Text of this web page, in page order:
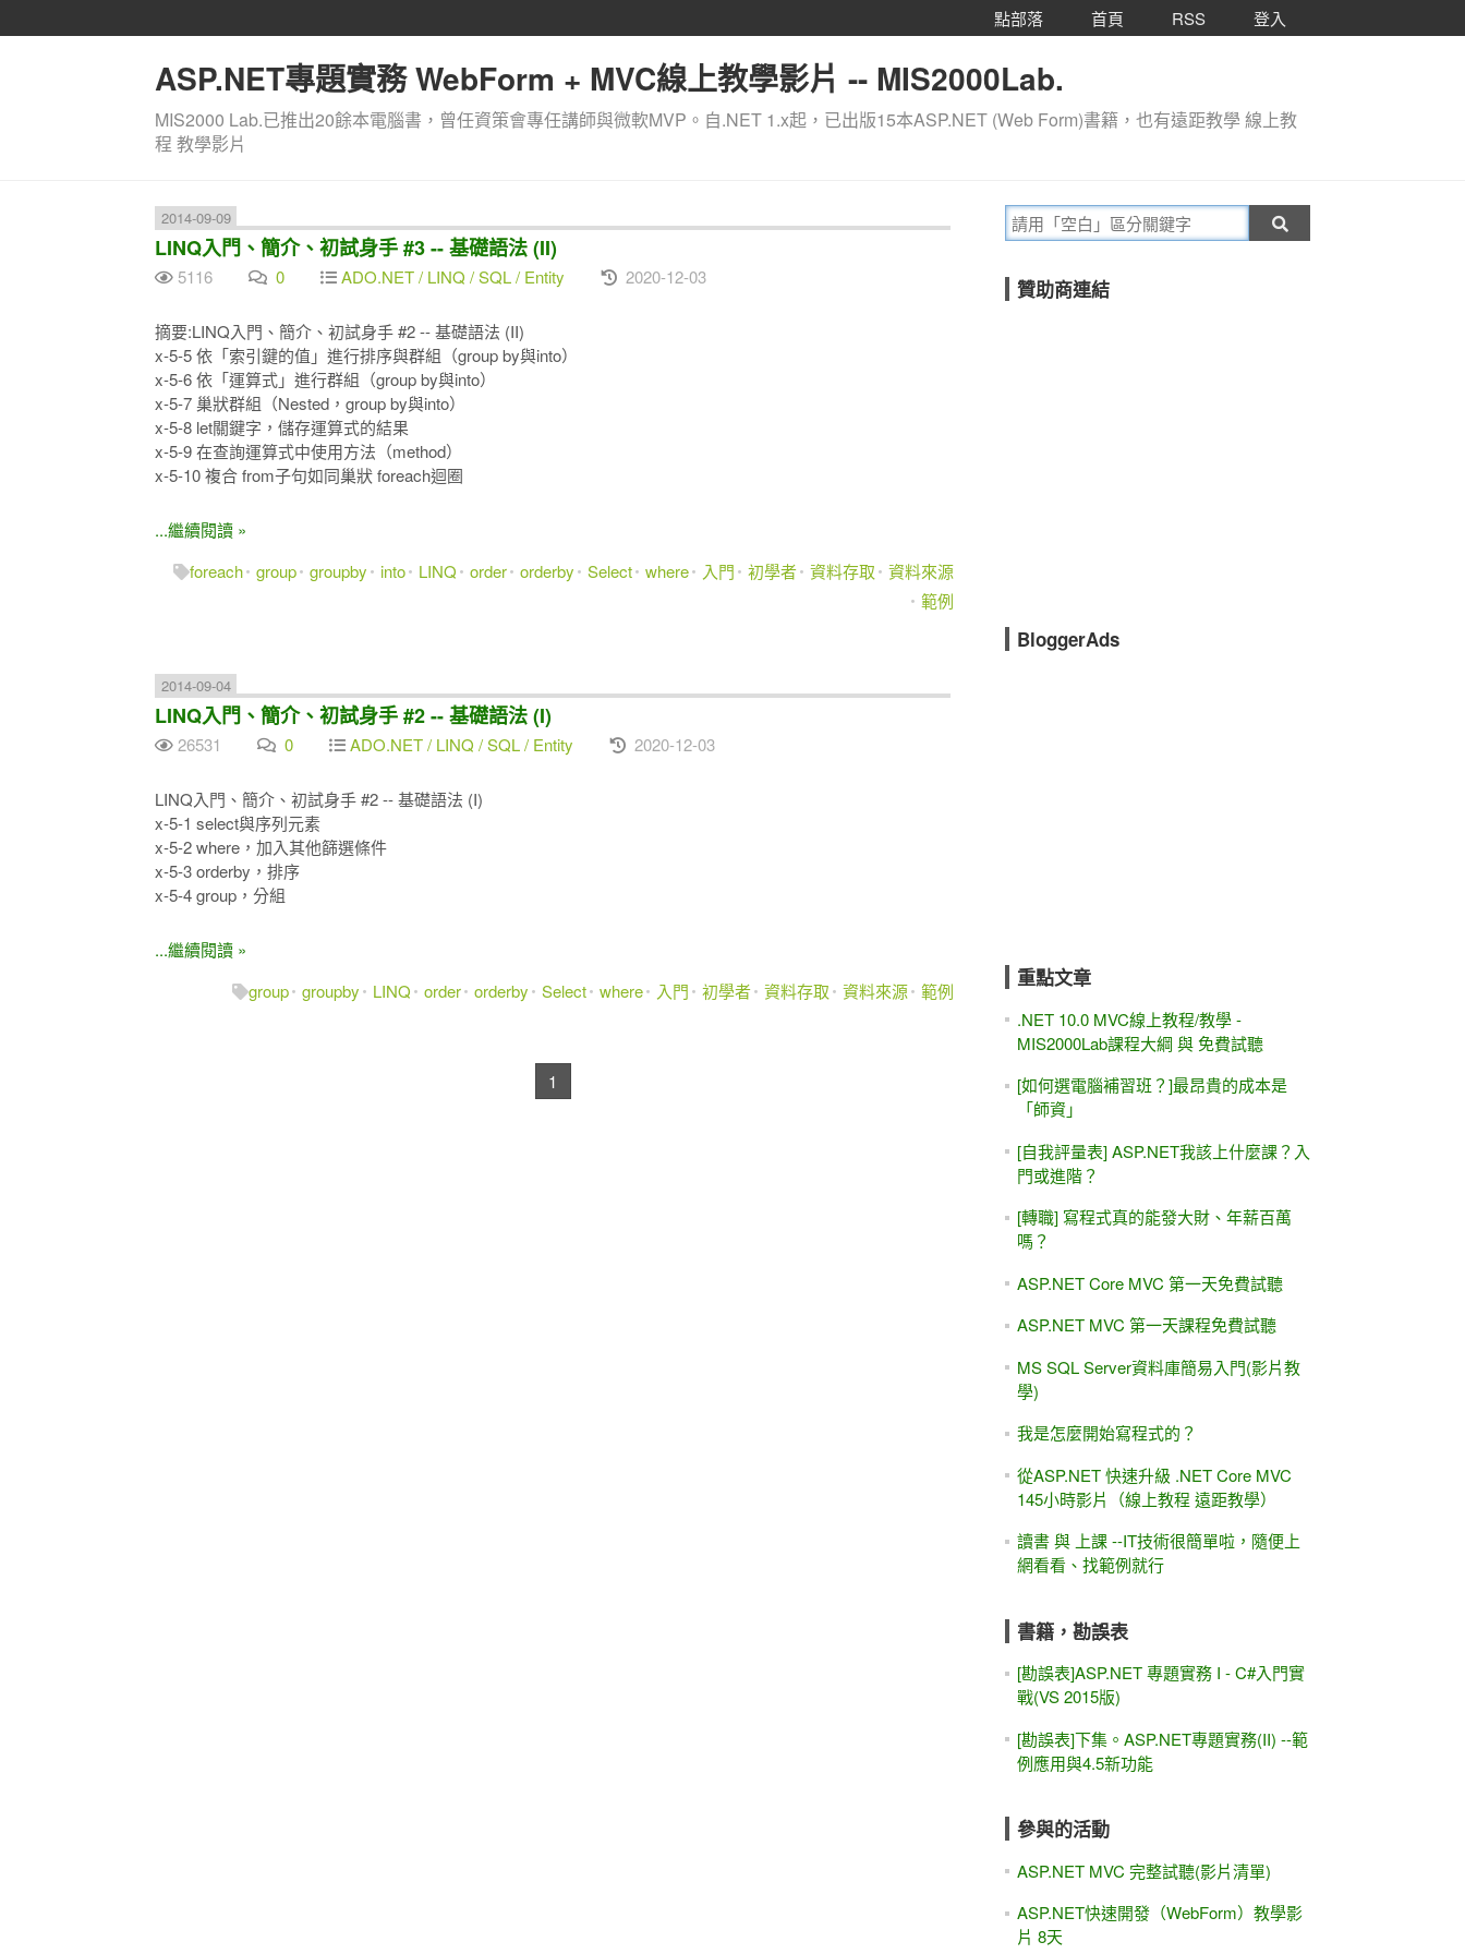
點部落 首頁 RSS 登入
ASP.NET專題實務 WebForm + MVC線上教學影片 -- MIS2000Lab.
MIS2000 Lab.已推出20餘本電腦書，曾任資策會專任講師與微軟MVP。自.NET 1.x起，已出版15本ASP.NET (Web Form)書籍，也有遠距教學 線上教
程 教學影片
2014-09-09
LINQ入門、簡介、初試身手 #3 -- 基礎語法 (II)
5116 0 ADO.NET / LINQ / SQL / Entity 2020-12-03
摘要:LINQ入門、簡介、初試身手 #2 -- 基礎語法 (II)
x-5-5 依「索引鍵的值」進行排序與群組（group by與into）
x-5-6 依「運算式」進行群組（group by與into）
x-5-7 巢狀群組（Nested，group by與into）
x-5-8 let關鍵字，儲存運算式的結果
x-5-9 在查詢運算式中使用方法（method）
x-5-10 複合 from子句如同巢狀 foreach迴圈
...繼續閱讀 »
foreach group groupby into LINQ order orderby Select where 入門 初學者 資料存取
資料來源
範例
2014-09-04
LINQ入門、簡介、初試身手 #2 -- 基礎語法 (I)
26531 0 ADO.NET / LINQ / SQL / Entity 2020-12-03
LINQ入門、簡介、初試身手 #2 -- 基礎語法 (I)
x-5-1 select與序列元素
x-5-2 where，加入其他篩選條件
x-5-3 orderby，排序
x-5-4 group，分組
...繼續閱讀 »
group groupby LINQ order orderby Select where 入門 初學者 資料存取 資料來源 範例
1
贊助商連結
BloggerAds
重點文章
.NET 10.0 MVC線上教程/教學 -
MIS2000Lab課程大綱 與 免費試聽
[如何選電腦補習班？]最昂貴的成本是
「師資」
[自我評量表] ASP.NET我該上什麼課？入
門或進階？
[轉職] 寫程式真的能發大財、年薪百萬
嗎？
ASP.NET Core MVC 第一天免費試聽
ASP.NET MVC 第一天課程免費試聽
MS SQL Server資料庫簡易入門(影片教
學)
我是怎麼開始寫程式的？
從ASP.NET 快速升級 .NET Core MVC
145小時影片（線上教程 遠距教學）
讀書 與 上課 --IT技術很簡單啦，隨便上
網看看、找範例就行
書籍，勘誤表
[勘誤表]ASP.NET 專題實務 I - C#入門實
戰(VS 2015版)
[勘誤表]下集。ASP.NET專題實務(II) --範
例應用與4.5新功能
參與的活動
ASP.NET MVC 完整試聽(影片清單)
ASP.NET快速開發（WebForm）教學影
片 8天